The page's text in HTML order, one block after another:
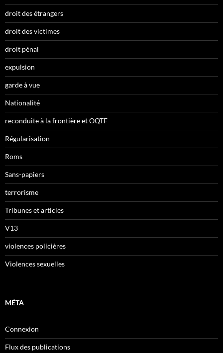
droit des étrangers
droit des victimes
droit pénal
expulsion
garde à vue
Nationalité
reconduite à la frontière et OQTF
Régularisation
Roms
Sans-papiers
terrorisme
Tribunes et articles
V13
violences policières
Violences sexuelles
MÉTA
Connexion
Flux des publications